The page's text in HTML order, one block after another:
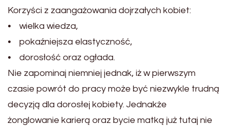
Korzyści z zaangażowania dojrzałych kobiet:
• wielka wiedza,
• pokaźniejsza elastyczność,
• dorosłość oraz ogłada.
Nie zapominaj niemniej jednak, iż w pierwszym
czasie powrót do pracy może być niezwykle trudną
decyzją dla dorosłej kobiety. Jednakże
żonglowanie karierą oraz bycie matką już tutaj nie